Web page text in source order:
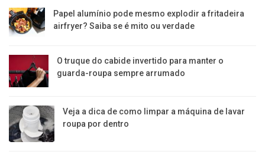
Papel alumínio pode mesmo explodir a fritadeira
airfryer? Saiba se é mito ou verdade
O truque do cabide invertido para manter o
guarda-roupa sempre arrumado
Veja a dica de como limpar a máquina de lavar
roupa por dentro